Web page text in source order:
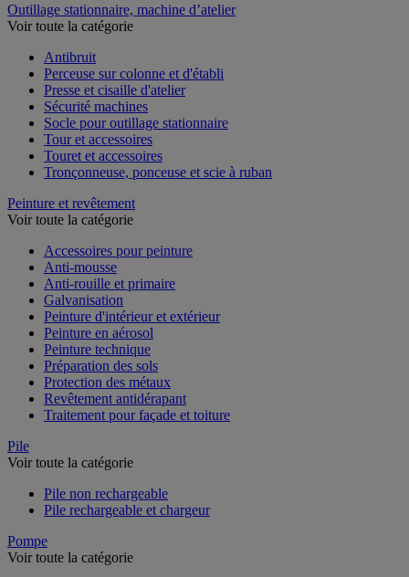
Outillage stationnaire, machine d’atelier
Voir toute la catégorie
Antibruit
Perceuse sur colonne et d'établi
Presse et cisaille d'atelier
Sécurité machines
Socle pour outillage stationnaire
Tour et accessoires
Touret et accessoires
Tronçonneuse, ponceuse et scie à ruban
Peinture et revêtement
Voir toute la catégorie
Accessoires pour peinture
Anti-mousse
Anti-rouille et primaire
Galvanisation
Peinture d'intérieur et extérieur
Peinture en aérosol
Peinture technique
Préparation des sols
Protection des métaux
Revêtement antidérapant
Traitement pour façade et toiture
Pile
Voir toute la catégorie
Pile non rechargeable
Pile rechargeable et chargeur
Pompe
Voir toute la catégorie